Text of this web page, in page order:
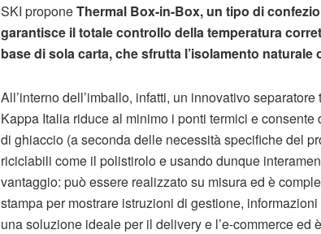
SKI proponeThermal Box-in-Box, un tipo di
garantisce il totale controllo della temperatura
base di sola carta, che sfrutta l’isolamento naturale
All’interno dell’imballo, infatti, un innovativo
Kappa Italia riduce al minimo i ponti termici e
di ghiaccio (a seconda delle necessità specifiche del
riciclabili come il polistirolo e usando dunque
vantaggio: può essere realizzato su misura ed è
stampa per mostrare istruzioni di gestione,
una soluzione ideale per il delivery e l’e-commerce